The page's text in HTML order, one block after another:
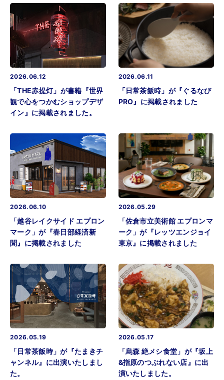
2026.06.12
「THE赤提灯」が書籍『世界
観で心をつかむショップデザ
イン』に掲載されました。
2026.06.11
「日常茶飯時」が『ぐるなび
PRO』に掲載されました
2026.06.10
「越谷レイクサイド エプロン
マーク」が『春日部経済新
聞』に掲載されました
2026.05.29
「佐倉市立美術館 エプロンマ
ーク」が『レッツエンジョイ
東京』に掲載されました
2026.05.19
「日常茶飯時」が『たまきチ
ャンネル』に出演いたしまし
た。
2026.05.17
「烏森 絶メシ食堂」が『坂上
&指原のつぶれない店』に出
演いたしました。